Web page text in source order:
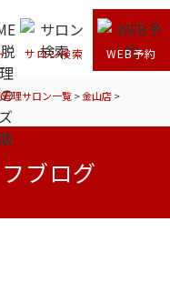
サロン検索 WEB予約
理サロン一覧>金山店>
ブログ